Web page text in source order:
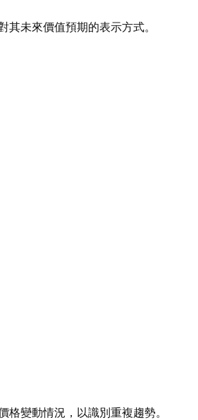
其未來價值預期的表示方式。
格變動情況，以識別重複趨勢。